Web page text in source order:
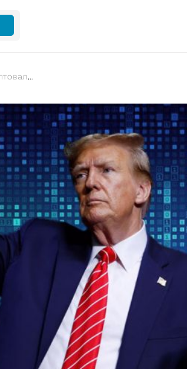
Біткоїн вже майже $80 000: які криптовалюти «ростуть» на тлі перемоги Трампа